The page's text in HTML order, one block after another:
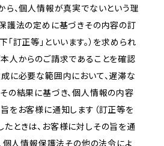
ら、個人情報が真実でないという理
護法の定めに基づきその内容の訂
「訂正等」といいます。）を求められ
人からのご請求であることを確認
に必要な範囲内において、遅滞な
の結果に基づき、個人情報の内容
をお客様に通知します（訂正等を
ときは、お客様に対しその旨を通
、個人情報保護法その他の法令によ